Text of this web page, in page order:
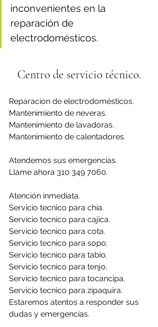
inconvenientes en la
reparación de
electrodomésticos.
Centro de servicio técnico.
Reparacion de electrodomésticos.
Mantenimiento de neveras.
Mantenimiento de lavadoras.
Mantenimiento de calentadores.
Atendemos sus emergencias.
Llame ahora 310 349 7060.
Atención inmediata.
Servicio tecnico para chia.
Servicio tecnico para cajica.
Servicio tecnico para cota.
Servicio tecnico para sopo.
Servicio tecnico para tabio.
Servicio tecnico para tenjo.
Servicio tecnico para tocancipa.
Servicio tecnico para zipaquira.
Estaremos atentos a responder sus
dudas y emergencias.